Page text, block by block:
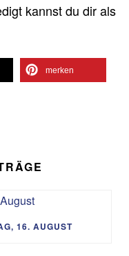
kannst du dir als
merken
16. AUGUST